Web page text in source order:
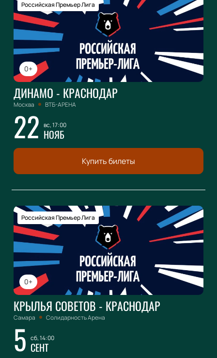
0+
Российская Премьер Лига
ДИНАМО - КРАСНОДАР
Москва ВТБ-АРЕНА
22 вс, 17:00
НОЯБ
Купить билеты
0+
Российская Премьер Лига
КРЫЛЬЯ СОВЕТОВ - КРАСНОДАР
Самара Солидарность Арена
5 сб, 14:00
СЕНТ